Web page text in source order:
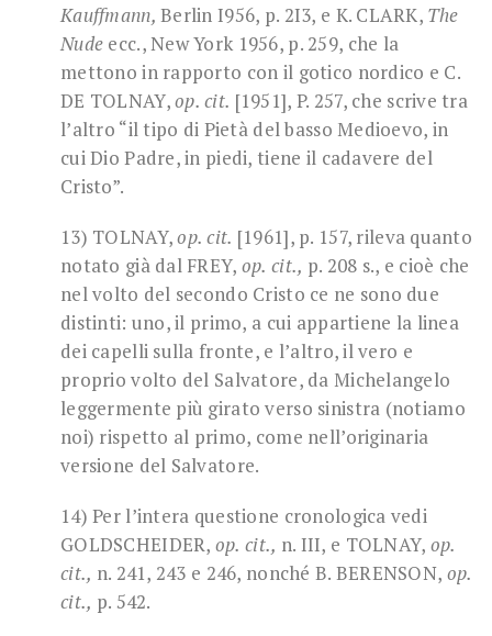
Kauffmann,Berlin I956, p. 2I3, e K. CLARK, The
Nude ecc., New York 1956, p. 259, che la
mettono in rapporto con il gotico nordico e C.
DE TOLNAY,op. cit. [1951], P. 257, che scrive tra
l’altro “il tipo di Pietà del basso Medioevo, in
cui Dio Padre, in piedi, tiene il cadavere del
Cristo”.
13) TOLNAY,op. cit. [1961], p. 157, rileva quanto
notato già dal FREY, op. cit., p. 208 s., e cioè che
nel volto del secondo Cristo ce ne sono due
distinti: uno, il primo, a cui appartiene la linea
dei capelli sulla fronte, e l’altro, il vero e
proprio volto del Salvatore, da Michelangelo
leggermente più girato verso sinistra (notiamo
noi) rispetto al primo, come nell’originaria
versione del Salvatore.
14) Per l’intera questione cronologica vedi
GOLDSCHEIDER, op. cit., n. III, e TOLNAY, op.
cit., n. 241, 243 e 246, nonché B. BERENSON, op.
cit., p. 542.